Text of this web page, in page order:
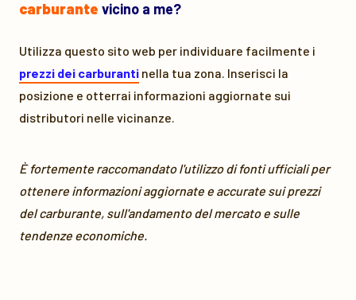
carburante vicino a me?
Utilizza questo sito web per individuare facilmente i
prezzi dei carburanti nella tua zona. Inserisci la
posizione e otterrai informazioni aggiornate sui
distributori nelle vicinanze.
È fortemente raccomandato l'utilizzo di fonti ufficiali per
ottenere informazioni aggiornate e accurate sui prezzi
del carburante, sull'andamento del mercato e sulle
tendenze economiche.